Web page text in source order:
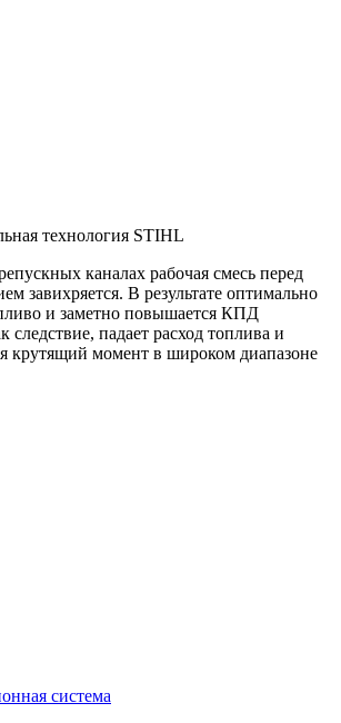
технология STIHL
каналах рабочая смесь перед
завихряется. В результате оптимально
и заметно повышается КПД
следствие, падает расход топлива и
крутящий момент в широком диапазоне
система